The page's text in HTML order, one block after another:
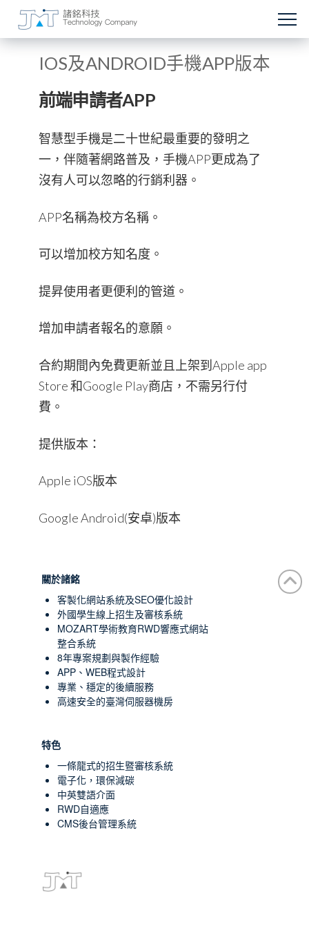
IOS及ANDROID手機APP版本
前端申請者APP
智慧型手機是二十世紀最重要的發明之
一，伴隨著網路普及，手機APP更成為了
沒有人可以忽略的行銷利器。
APP名稱為校方名稱。
可以增加校方知名度。
提昇使用者更便利的管道。
增加申請者報名的意願。
合約期間內免費更新並且上架到Apple app
Store 和Google Play商店，不需另行付
費。
提供版本：
Apple iOS版本
Google Android(安卓)版本
關於諸銘
客製化網站系統及SEO優化設計
外國學生線上招生及審核系統
MOZART學術教育RWD響應式網站
整合系統
8年專案規劃與製作經驗
APP、WEB程式設計
專業、穩定的後續服務
高速安全的臺灣伺服器機房
特色
一條龍式的招生暨審核系統
電子化，環保減碳
中英雙語介面
RWD自適應
CMS後台管理系統